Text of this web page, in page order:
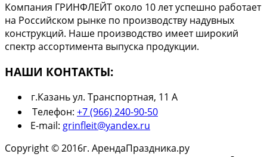
Компания ГРИНФЛЕЙТ около 10 лет успешно работает
на Российском рынке по производству надувных
конструкций. Наше производство имеет широкий
спектр ассортимента выпуска продукции.
НАШИ КОНТАКТЫ:
г.Казань ул. Транспортная, 11 А
Телефон: +7 (966) 240-90-50
E-mail: grinfleit@yandex.ru
Copyright © 2016г. АрендаПраздника.ру